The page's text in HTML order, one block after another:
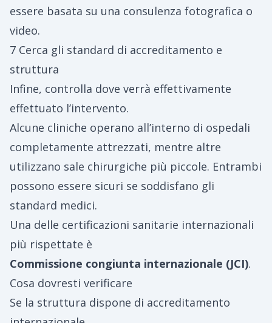
essere basata su una consulenza fotografica o
video.
7 Cerca gli standard di accreditamento e
struttura
Infine, controlla dove verrà effettivamente
effettuato l’intervento.
Alcune cliniche operano all’interno di ospedali
completamente attrezzati, mentre altre
utilizzano sale chirurgiche più piccole. Entrambi
possono essere sicuri se soddisfano gli
standard medici.
Una delle certificazioni sanitarie internazionali
più rispettate è
Commissione congiunta internazionale (JCI).
Cosa dovresti verificare
Se la struttura dispone di accreditamento